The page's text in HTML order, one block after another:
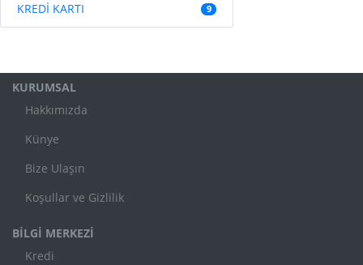
KREDİ KARTI 9
KURUMSAL
Hakkımızda
Künye
Bize Ulaşın
Koşullar ve Gizlilik
BİLGİ MERKEZİ
Kredi